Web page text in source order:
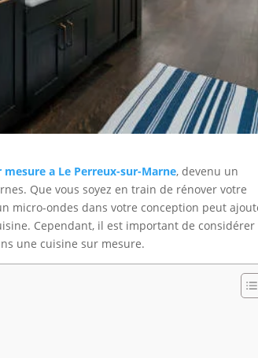
a Le Perreux-sur-Marne, devenu un
Que vous soyez en train de rénover votre
micro-ondes dans votre conception peut
Cependant, il est important de considérer
une cuisine sur mesure.